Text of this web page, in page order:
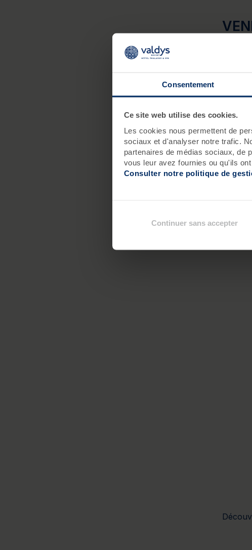
Consentement
Ce site web utilise des cookies.
Les cookies nous permettent de
sociaux et d'analyser notre trafic.
partenaires de médias sociaux, de
vous leur avez fournies ou qu'ils
Consulter notre politique de
Continuer sans accepter
un vol